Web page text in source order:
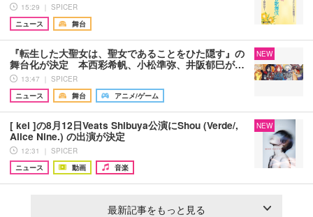
15:29 ｜ SPICER
ニュース
舞台
『転生した大聖女は、聖女であることをひた隠す』の
舞台化が決定 本西彩希帆、小松準弥、井阪郁巳が…
13:47 ｜ SPICER
ニュース
舞台 アニメ/ゲーム
NEW
[ kei ]の8月12日Veats Shibuya公演にShou (Verde/,
Alice Nine.) の出演が決定
12:31 ｜ SPICER
ニュース
動画 音楽
NEW
最新記事をもっと見る